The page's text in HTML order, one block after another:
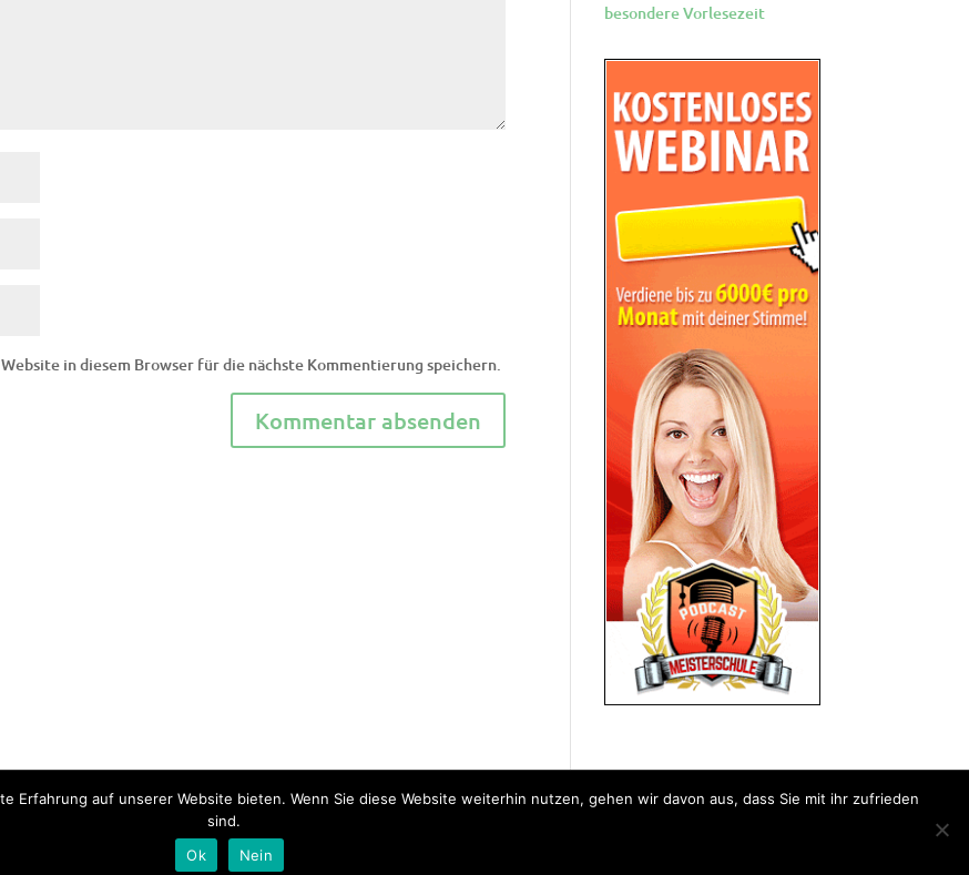
in diesem Browser für die nächste Kommentierung speichern.
besondere Vorlesezeit
Erfahrung auf unserer Website bieten. Wenn Sie diese Website weiterhin nutzen, gehen wir davon aus, dass Sie mit ihr zufrieden
sind.
Ok
Nein